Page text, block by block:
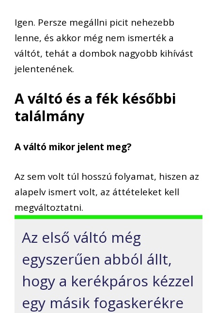
Igen. Persze megállni picit nehezebb
lenne, és akkor még nem ismerték a
váltót, tehát a dombok nagyobb kihívást
jelentenének.
A váltó és a fék későbbi
találmány
A váltó mikor jelent meg?
Az sem volt túl hosszú folyamat, hiszen az
alapelv ismert volt, az áttételeket kell
megváltoztatni.
Az első váltó még
egyszerűen abból állt,
hogy a kerékpáros kézzel
egy másik fogaskerékre